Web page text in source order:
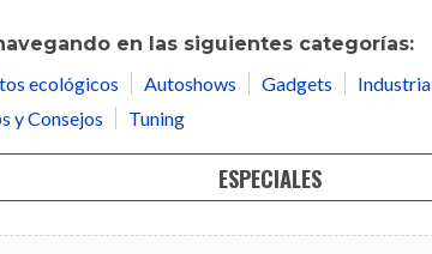
en las siguientes categorías:
ecológicos Autoshows Gadgets Industria
y Consejos Tuning
ESPECIALES